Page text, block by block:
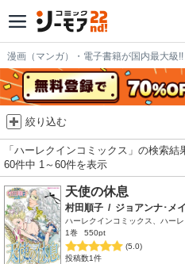
漫画（マンガ）・電子書籍が国内最大級!!
絞り込む
「ハーレクインコミックス」の検索結
60件中 1～60件を表示
天使の休息
村田順子 / ジョアンナ･メ
ハーレクインコミックス、ハー
1巻
550pt
(5.0)
投稿数1件